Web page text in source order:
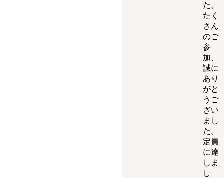
た。
たく
さん
のご
参
加、
誠に
あり
がと
うご
ざい
まし
た。
定員
に達
しま
し